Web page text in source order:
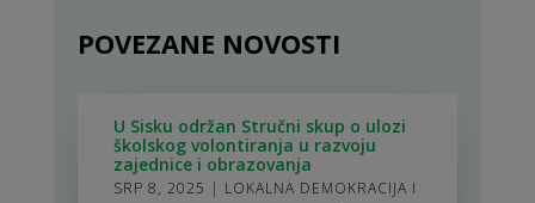
POVEZANE NOVOSTI
U Sisku održan Stručni skup o ulozi
školskog volontiranja u razvoju
zajednice i obrazovanja
SRP 8, 2025 | LOKALNA DEMOKRACIJA I